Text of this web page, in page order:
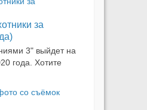
за
3" выйдет на
года. Хотите